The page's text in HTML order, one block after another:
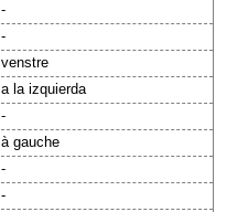
-
-
venstre
a la izquierda
-
à gauche
-
-